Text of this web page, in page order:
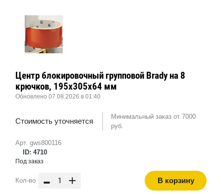
Арт. gws800116
ID: 4710
Центр блокировочный групповой Brady на 8
крючков, 195x305x64 мм
Обновлено 07.08.2026 в 01:40
Стоимость уточняется
Минимальный заказ от 7000
руб.
Под заказ
Кол-во - + В корзину